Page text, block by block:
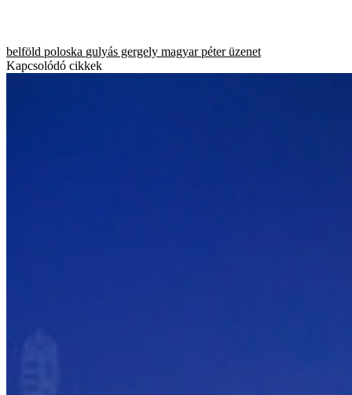
belföld poloska gulyás gergely magyar péter üzenet
Kapcsolódó cikkek